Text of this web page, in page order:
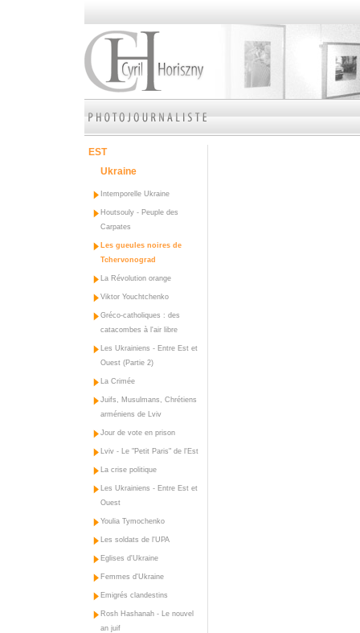
EST
Ukraine
Intemporelle Ukraine
Houtsouly - Peuple des
Carpates
Les gueules noires de
Tchervonograd
La Révolution orange
Viktor Youchtchenko
Gréco-catholiques : des
catacombes à l'air libre
Les Ukrainiens - Entre Est et
Ouest (Partie 2)
La Crimée
Juifs, Musulmans, Chrétiens
arméniens de Lviv
Jour de vote en prison
Lviv - Le "Petit Paris" de l'Est
La crise politique
Les Ukrainiens - Entre Est et
Ouest
Youlia Tymochenko
Les soldats de l'UPA
Eglises d'Ukraine
Femmes d'Ukraine
Emigrés clandestins
Rosh Hashanah - Le nouvel
an juif